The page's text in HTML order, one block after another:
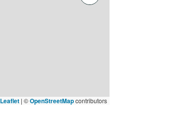
Leaflet | ©OpenStreetMapcontributors